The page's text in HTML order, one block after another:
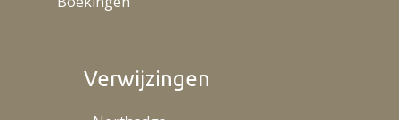
Verwijzingen